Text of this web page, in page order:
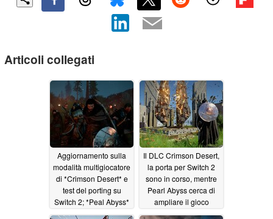
Articoli collegati
Aggiornamento sulla
modalità multigiocatore
di *Crimson Desert* e
test del porting su
Switch 2; *Peal Abyss*
illustra i propri piani
Il DLC Crimson Desert,
la porta per Switch 2
sono in corso, mentre
Pearl Abyss cerca di
ampliare il gioco
05/14/2026